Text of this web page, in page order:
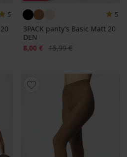
5 5
3PACK panty’s Basic Matt 20
DEN
Korting
8,00 € Oorspronkelijke prijs
15,99 €